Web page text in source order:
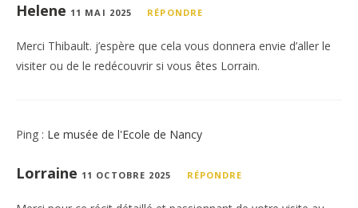
Helene 11 MAI 2025 RÉPONDRE
Merci Thibault. j’espère que cela vous donnera envie d’aller le
visiter ou de le redécouvrir si vous êtes Lorrain.
Ping : Le musée de l'Ecole de Nancy
Lorraine 11 OCTOBRE 2025 RÉPONDRE